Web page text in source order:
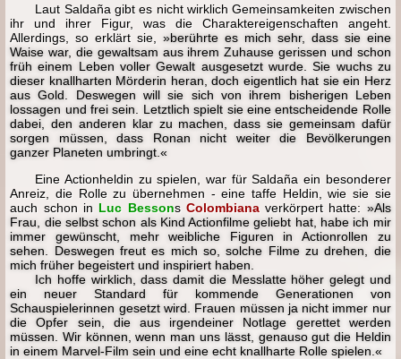
Laut Saldaña gibt es nicht wirklich Gemeinsamkeiten zwischen
ihr und ihrer Figur, was die Charaktereigenschaften angeht.
Allerdings, so erklärt sie,»berührte es mich sehr, dass sie eine
Waise war, die gewaltsam aus ihrem Zuhause gerissen und schon
früh einem Leben voller Gewalt ausgesetzt wurde. Sie wuchs zu
dieser knallharten Mörderin heran, doch eigentlich hat sie ein Herz
aus Gold. Deswegen will sie sich von ihrem bisherigen Leben
lossagen und frei sein. Letztlich spielt sie eine entscheidende Rolle
dabei, den anderen klar zu machen, dass sie gemeinsam dafür
sorgen müssen, dass Ronan nicht weiter die Bevölkerungen
ganzer Planeten umbringt.«
Eine Actionheldin zu spielen, war für Saldaña ein besonderer
Anreiz, die Rolle zu übernehmen - eine taffe Heldin, wie sie sie
auch schon in Luc Bessons Colombianaverkörpert hatte: »Als
Frau, die selbst schon als Kind Actionfilme geliebt hat, habe ich mir
immer gewünscht, mehr weibliche Figuren in Actionrollen zu
sehen. Deswegen freut es mich so, solche Filme zu drehen, die
mich früher begeistert und inspiriert haben.
Ich hoffe wirklich, dass damit die Messlatte höher gelegt und
ein neuer Standard für kommende Generationen von
Schauspielerinnen gesetzt wird. Frauen müssen ja nicht immer nur
die Opfer sein, die aus irgendeiner Notlage gerettet werden
müssen. Wir können, wenn man uns lässt, genauso gut die Heldin
in einem Marvel-Film sein und eine echt knallharte Rolle spielen.«